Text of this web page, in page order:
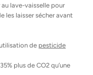
lave-vaisselle pour
les laisser sécher avant
de pesticide
plus de CO2 qu’une